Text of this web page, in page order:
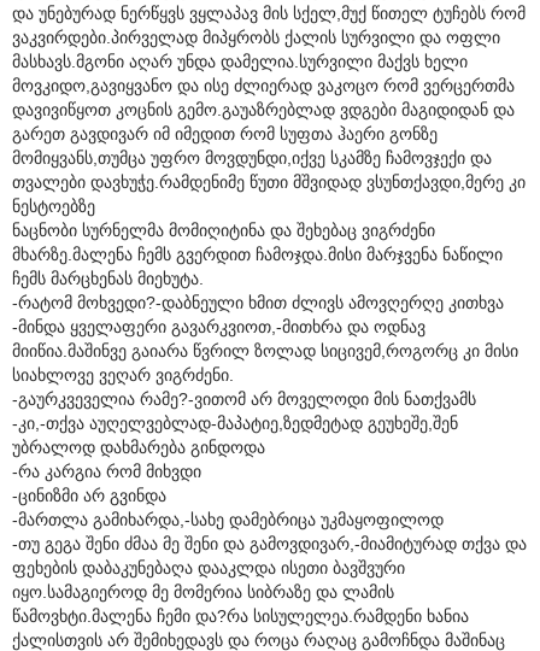
და უნებურად ნერწყვს ვყლაპავ მის სქელ,მუქ წითელ ტუჩებს რომ
ვაკვირდები.პირველად მიპყრობს ქალის სურვილი და ოფლი
მასხავს.მგონი აღარ უნდა დამელია.სურვილი მაქვს ხელი
მოვკიდო,გავიყვანო და ისე ძლიერად ვაკოცო რომ ვერცერთმა
დავივიწყოთ კოცნის გემო.გაუაზრებლად ვდგები მაგიდიდან და
გარეთ გავდივარ იმ იმედით რომ სუფთა ჰაერი გონზე
მომიყვანს,თუმცა უფრო მოვდუნდი,იქვე სკამზე ჩამოვჯექი და
თვალები დავხუჭე.რამდენიმე წუთი მშვიდად ვსუნთქავდი,მერე კი
ნესტოებზე
ნაცნობი სურნელმა მომიღიტინა და შეხებაც ვიგრძენი
მხარზე.მალენა ჩემს გვერდით ჩამოჯდა.მისი მარჯვენა ნაწილი
ჩემს მარცხენას მიეხუტა.
-რატომ მოხვედი?-დაბნეული ხმით ძლივს ამოვღერღე კითხვა
-მინდა ყველაფერი გავარკვიოთ,-მითხრა და ოდნავ
მიიწია.მაშინვე გაიარა წვრილ ზოლად სიცივემ,როგორც კი მისი
სიახლოვე ვეღარ ვიგრძენი.
-გაურკვეველია რამე?-ვითომ არ მოველოდი მის ნათქვამს
-კი,-თქვა აუღელვებლად-მაპატიე,ზედმეტად გეუხეშე,შენ
უბრალოდ დახმარება გინდოდა
-რა კარგია რომ მიხვდი
-ცინიზმი არ გვინდა
-მართლა გამიხარდა,-სახე დამებრიცა უკმაყოფილოდ
-თუ გეგა შენი ძმაა მე შენი და გამოვდივარ,-მიამიტურად თქვა და
ფეხების დაბაკუნებაღა დააკლდა ისეთი ბავშვური
იყო.სამაგიეროდ მე მომერია სიბრაზე და ლამის
წამოვხტი.მალენა ჩემი და?რა სისულელეა.რამდენი ხანია
ქალისთვის არ შემიხედავს და როცა რაღაც გამოჩნდა მაშინაც